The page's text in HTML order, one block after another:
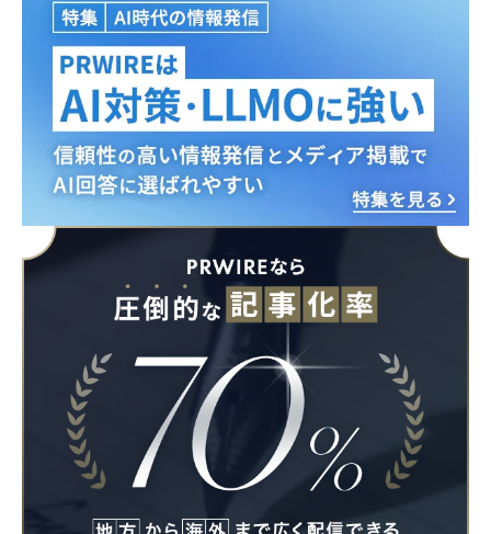
Japanese
English